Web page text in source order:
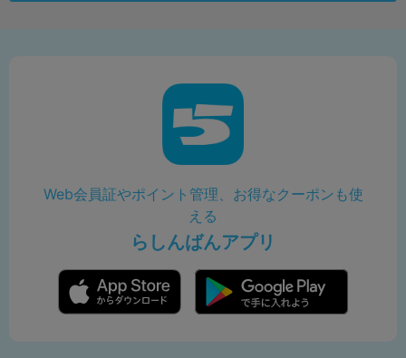
Web会員証やポイント管理、お得なクーポンも使
える
らしんばんアプリ